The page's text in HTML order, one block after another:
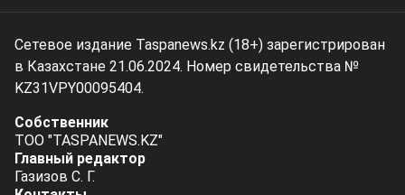
Сетевое издание Taspanews.kz (18+) зарегистрирован
в Казахстане 21.06.2024. Номер свидетельства №
KZ31VPY00095404.
Собственник
ТОО "TASPANEWS.KZ"
Главный редактор
Газизов С. Г.